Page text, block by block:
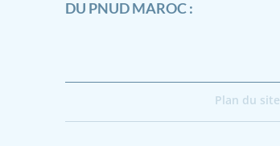
DU PNUD MAROC :
Plan du site